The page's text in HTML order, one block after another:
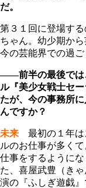
だ。
第３１回に登場す
ちゃん。幼少期か
今の芸能界での過
――前半の最後では
ル『美少女戦士セ
たが、今の事務所
んですか？
未来 最初の１年は
ルのお仕事が多く
仕事をするように
た、喜屋武豊（き
演の『ふしぎ遊戯』